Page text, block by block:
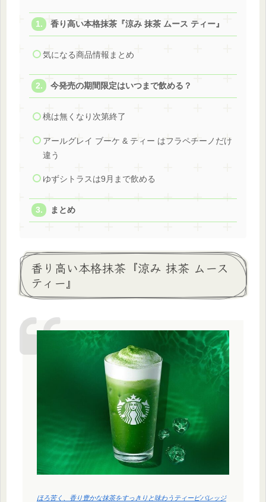
香り高い本格抹茶『涼み 抹茶 ムース ティー』
気になる商品情報まとめ
今発売の期間限定はいつまで飲める？
桃は無くなり次第終了
アールグレイ ブーケ & ティー はフラペチーノだけ
違う
ゆずシトラスは9月まで飲める
まとめ
香り高い本格抹茶『涼み 抹茶 ムース
ティー』
ほろ苦く、香り豊かな抹茶をすっきりと味わうティービバレッジ